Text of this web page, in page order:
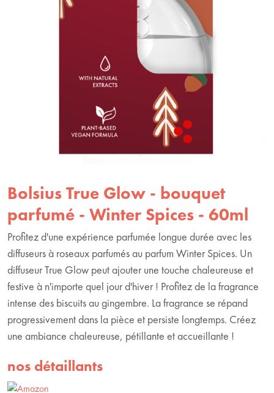
Bolsius True Glow - bouquet
parfumé - Winter Spices - 60ml
Profitez d'une expérience parfumée longue durée avec les
diffuseurs à roseaux parfumés au parfum Winter Spices. Un
diffuseur True Glow peut ajouter une touche chaleureuse et
festive à n'importe quel jour d'hiver ! Profitez de la fragrance
intense des biscuits au gingembre. La fragrance se répand
progressivement dans la pièce et persiste longtemps. Créez
une ambiance chaleureuse, pétillante et accueillante !
nos détaillants